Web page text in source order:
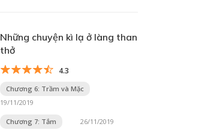
Những chuyện kì lạ ở làng than
thở
4.3
Chương 6: Trầm và Mặc
19/11/2019
Chương 7: Tắm 26/11/2019